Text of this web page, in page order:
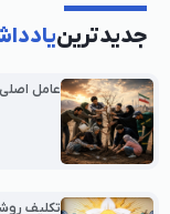
جدیدترین
عامل اصلی
تکلیف روشن